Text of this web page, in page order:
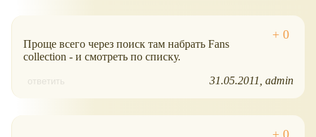
Проще всего через поиск там набрать Fans
collection - и смотреть по списку.
ответить 31.05.2011 admin